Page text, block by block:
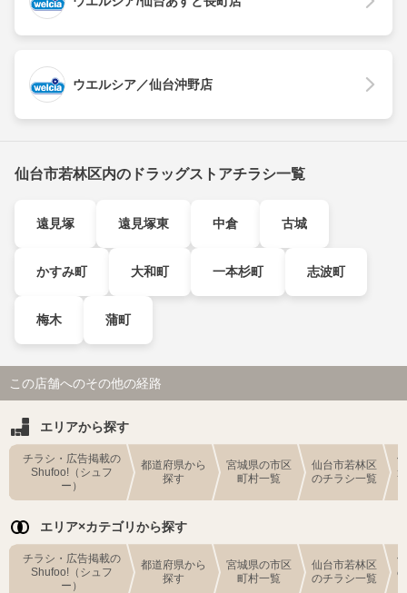
ウエルシア／仙台沖野店
仙台市若林区内のドラッグストアチラシ一覧
遠見塚 遠見塚東 中倉 古城
かすみ町 大和町 一本杉町 志波町
梅木 蒲町
この店舗へのその他の経路
エリアから探す
チラシ・広告掲載の
Shufoo!（シュフ
ー）
都道府県から
探す
宮城県の市区
町村一覧
仙台市若林区
のチラシ一覧
エリア×カテゴリから探す
チラシ・広告掲載の
Shufoo!（シュフ
ー）
都道府県から
探す
宮城県の市区
町村一覧
仙台市若林区
のチラシ一覧